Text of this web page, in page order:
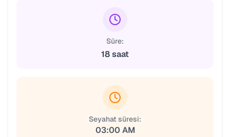
Süre:
18 saat
Seyahat süresi:
03:00 AM